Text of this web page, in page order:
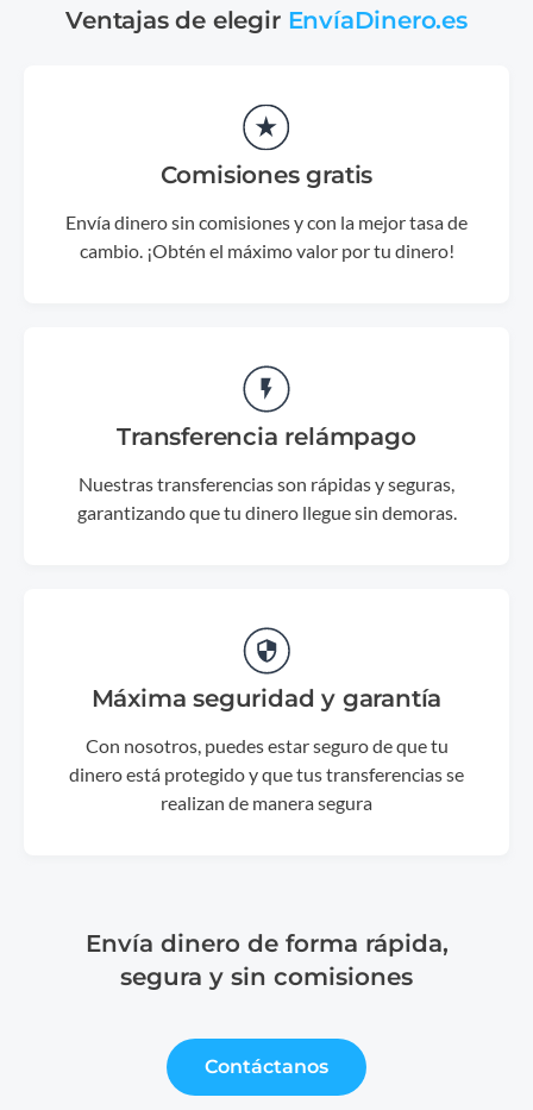
Ventajas de elegir EnvíaDinero.es
Comisiones gratis
Envía dinero sin comisiones y con la mejor tasa de
cambio. ¡Obtén el máximo valor por tu dinero!
Transferencia relámpago
Nuestras transferencias son rápidas y seguras,
garantizando que tu dinero llegue sin demoras.
Máxima seguridad y garantía
Con nosotros, puedes estar seguro de que tu
dinero está protegido y que tus transferencias se
realizan de manera segura
Envía dinero de forma rápida,
segura y sin comisiones
Contáctanos